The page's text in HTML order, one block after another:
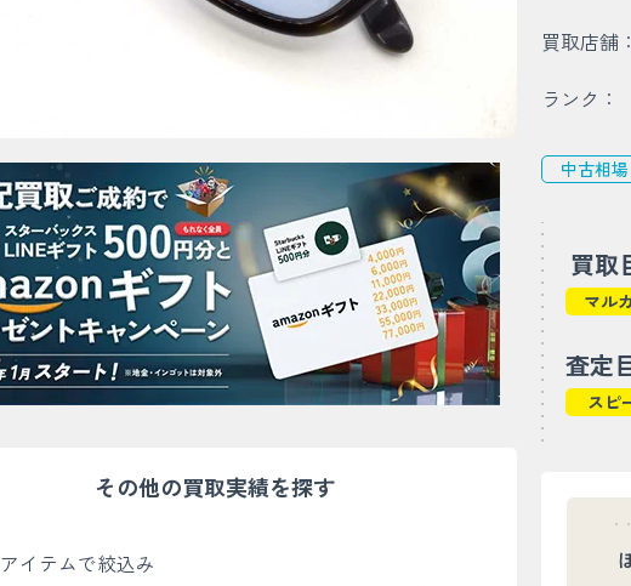
その他の買取実績を探す
アイテムで絞込み
買取店舗
ランク：
中古相
買取
マル
査定
スピ